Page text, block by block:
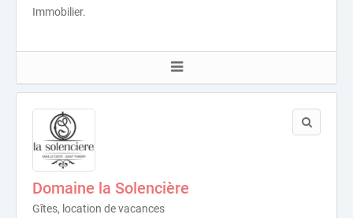
Immobilier.
Domaine la Solencière
Gîtes, location de vacances